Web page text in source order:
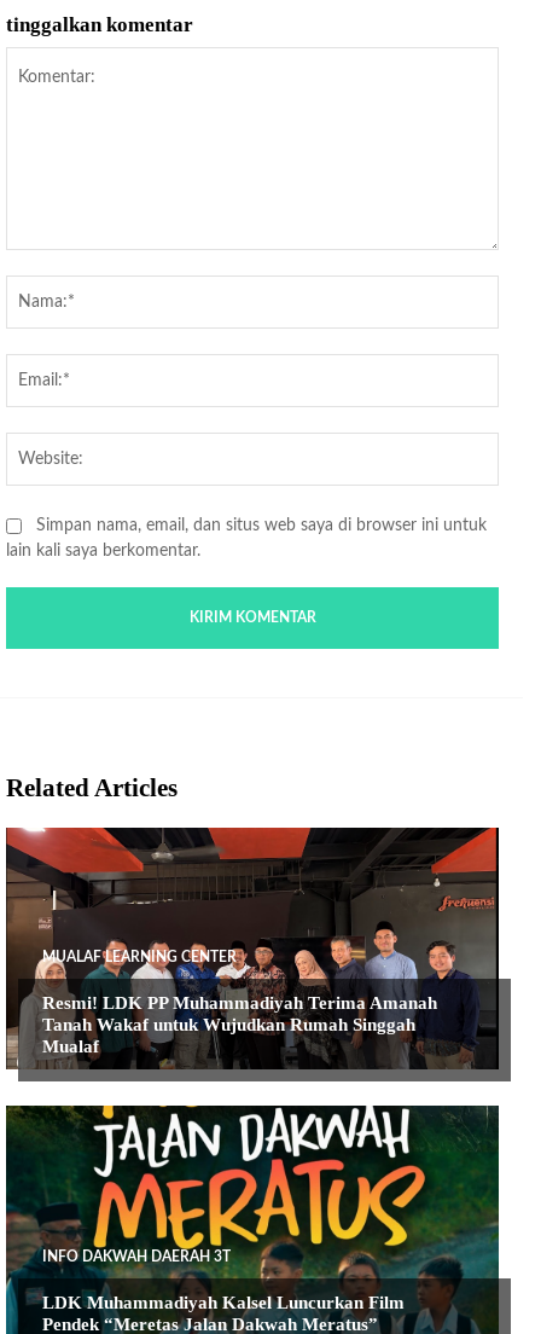
tinggalkan komentar
Simpan nama, email, dan situs web saya di browser ini untuk
lain kali saya berkomentar.
Related Articles
MUALAF LEARNING CENTER
Resmi! LDK PP Muhammadiyah Terima Amanah
Tanah Wakaf untuk Wujudkan Rumah Singgah
Mualaf
INFO DAKWAH DAERAH 3T
LDK Muhammadiyah Kalsel Luncurkan Film
Pendek “Meretas Jalan Dakwah Meratus”